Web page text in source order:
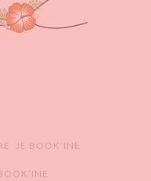
JE BOOK’INE